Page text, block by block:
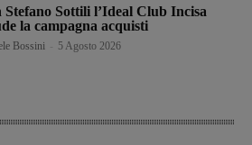
Stefano Sottili l’Ideal Club Incisa
la campagna acquisti
Bossini 5 Agosto 2026